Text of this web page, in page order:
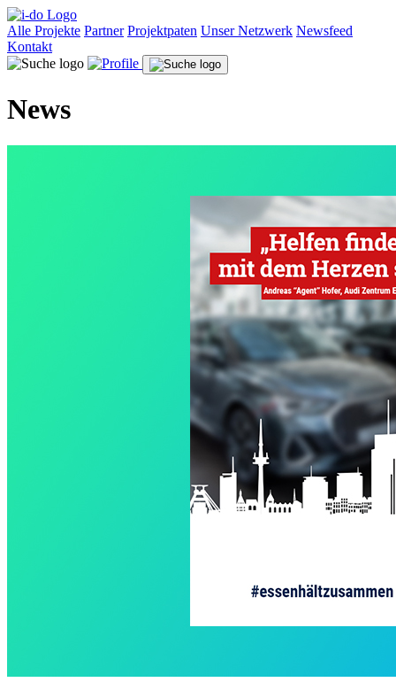
Alle Projekte Partner Projektpaten Unser Netzwerk Newsfeed
Kontakt
News